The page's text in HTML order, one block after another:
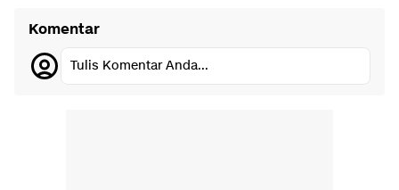
Komentar
Tulis Komentar Anda...